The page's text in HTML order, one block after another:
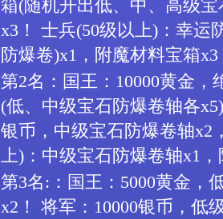
箱(随机开出低、中、高级
x3 ！ 士兵(50级以上)：幸运
防爆卷)x1 ，附魔材料宝箱x3
第2名：国王： 10000黄金，
(低、中级宝石防爆卷轴各x5)
银币，中级宝石防爆卷轴x2
上)：中级宝石防爆卷轴x1
第3名: ：国王： 5000黄金，
x2 ！ 将军： 10000银币，低